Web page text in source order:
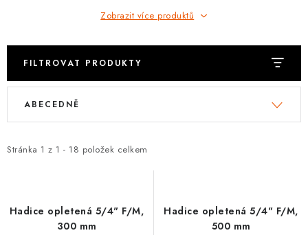
TOPENÁŘSKÁ AKADEMIE
OBCHODNÍ PODMÍNKY
VRÁCENÍ ZBOŽÍ A REKLAMACE
Zobrazit více produktů
FILTROVAT PRODUKTY
V
i
r
Stránka 1 z 1 - 18 položek celkem
Ř
e
p
ABECEDNĚ
Hadice opletená 5/4" F/M,
300 mm
Hadice opletená 5/4" F/M,
500 mm